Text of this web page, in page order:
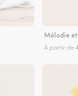
Mélodie
À partir de